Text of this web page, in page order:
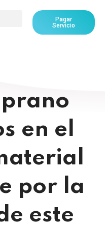
Pagar
Servicio
en el
por la
este